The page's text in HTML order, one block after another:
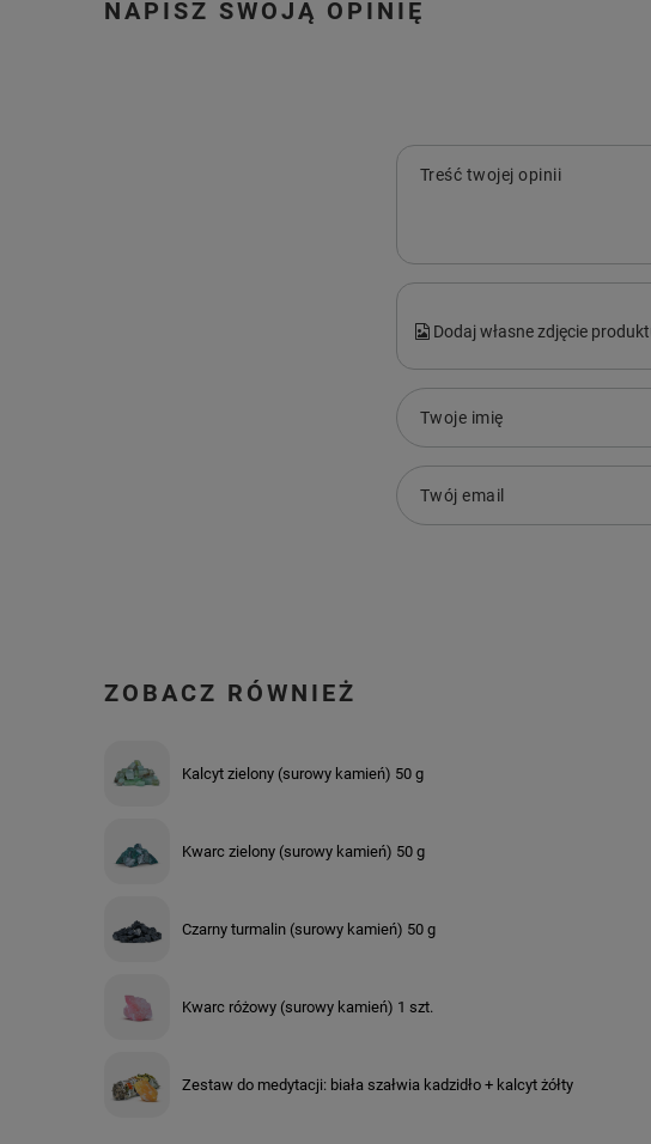
NAPISZ SWOJĄ OPINIĘ
Treść twojej opinii
Dodaj własne zdjęcie
Twoje imię
Twój email
ZOBACZ RÓWNIEŻ
Kalcyt zielony (surowy kamień) 50 g
Kwarc zielony (surowy kamień) 50 g
Czarny turmalin (surowy kamień) 50 g
Kwarc różowy (surowy kamień) 1 szt.
Zestaw do medytacji: biała szałwia kadzidło + kalcyt żółty